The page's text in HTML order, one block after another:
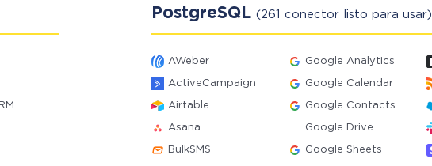
PostgreSQL (261 conector listo para usar)
AWeber Google Analytics
ActiveCampaign Google Calendar
Airtable Google Contacts
Asana Google Drive
BulkSMS Google Sheets